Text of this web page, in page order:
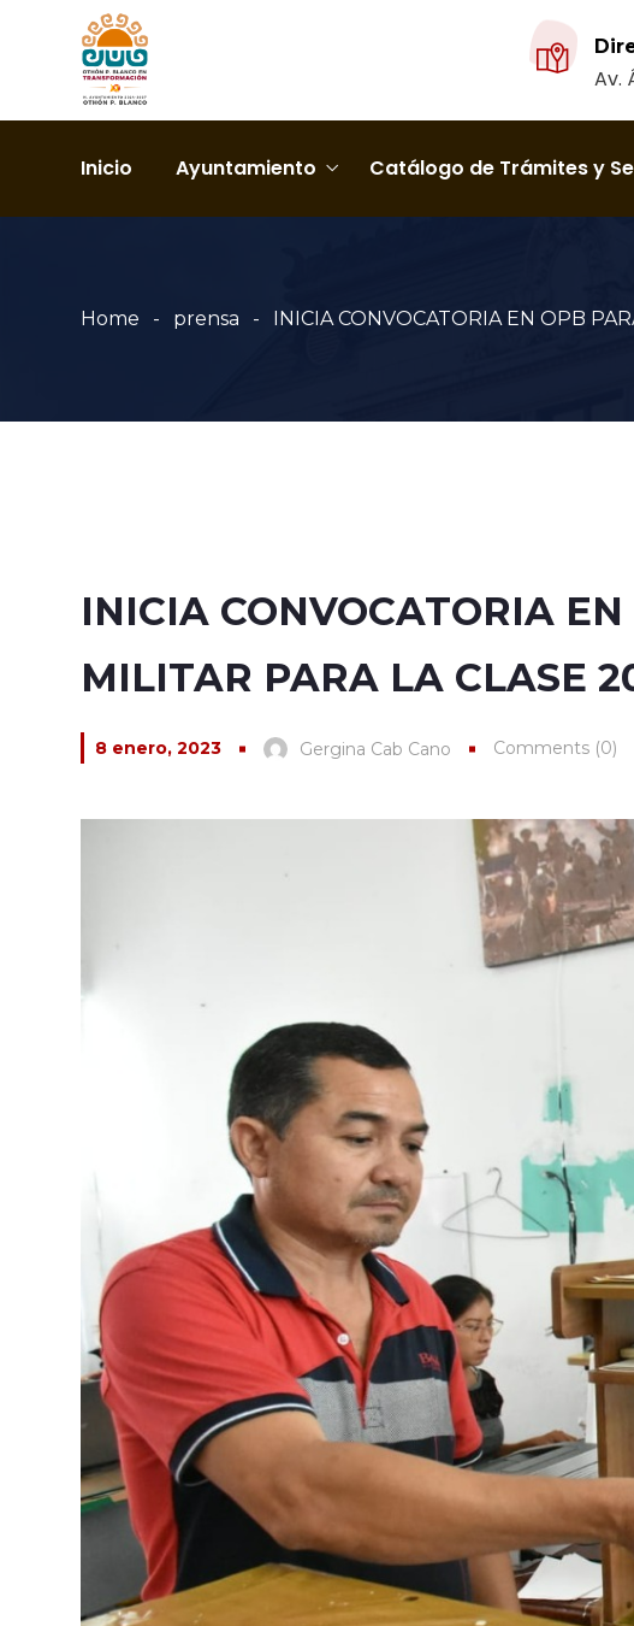
Av.
Inicio Ayuntamiento Catálogo de Trámites y
Home prensa INICIA CONVOCATORIA EN OPB
INICIA CONVOCATORIA
MILITAR PARA LA CLASE
8 enero, 2023 Gergina Cab Cano Comments (0)